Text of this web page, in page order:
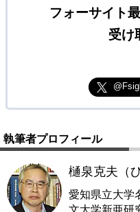
フォーサイト
受け
執筆者プロフィール
樋泉克夫（
愛知県立大学
文大学新亜研